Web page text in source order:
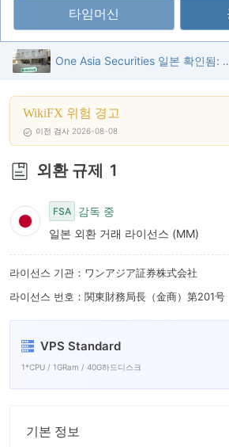
9 6
7
8
9
2
3
4
5
6
7
8
9
타임머신
One Asia Securities 일본
WikiFX 위험 경고
이전 검사 2026-08-08
외환 규제 1
FSA
감독 중
일본 외환 거래 라이선스 (MM)
라이선스 기관：ワンアジア証券株式会社
라이선스 번호：関東財務局長（金商）第201号
VPS Standard
1*CPU / 1GRam / 40G하드디스크
기본 정보